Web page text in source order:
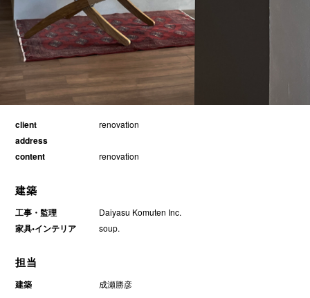
client renovation
address
content
renovation
建築
工事・監理 Daiyasu Komuten Inc.
家具•インテリア soup.
担当
建築 成瀬勝彦